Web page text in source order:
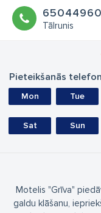
65044960
Tālrunis
Pieteikšanās
Mon Tue
Sat Sun
Motelis "Grīva"
galdu klāšanu,